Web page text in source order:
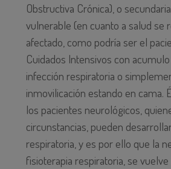
Obstructiva Crónica), o
vulnerable (en cuanto a salud se
afectado, como podría ser el
Cuidados Intensivos con
infección respiratoria o
inmovilicación estando en cama.
los pacientes neurológicos,
circunstancias, pueden
respiratoria, y es por ello que la
fisioterapia respiratoria, se